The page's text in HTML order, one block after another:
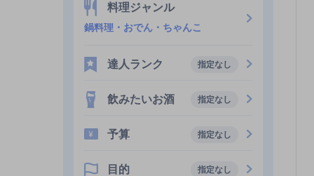
料理ジャンル
鍋料理・おでん・ちゃんこ
達人ランク 指定なし
飲みたいお酒 指定なし
予算 指定なし
目的 指定なし